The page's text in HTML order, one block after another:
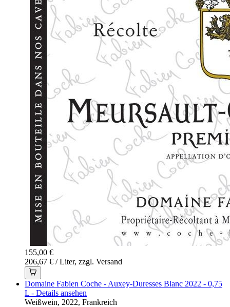
155,00 €
206,67 € / Liter, zzgl. Versand
Domaine Fabien Coche - Auxey-Duresses Blanc 2022 - 0,75
L - Details ansehen
Weißwein, 2022, Frankreich